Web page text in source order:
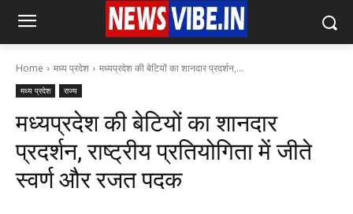
Home मध्य प्रदेश मध्यप्रदेश की बेटियों का शानदार प्रदर्शन,...
मध्य प्रदेश राज्य
मध्यप्रदेश की बेटियों का शानदार
प्रदर्शन, राष्ट्रीय प्रतियोगिता में जीते
स्वर्ण और रजत पदक